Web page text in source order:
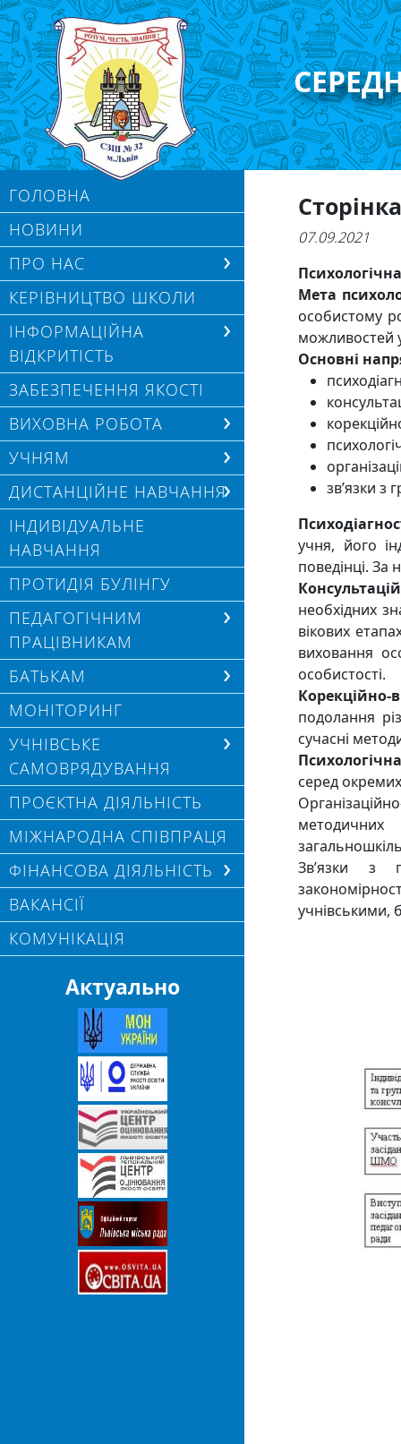
ГОЛОВНА
НОВИНИ
ПРО НАС
КЕРІВНИЦТВО ШКОЛИ
ІНФОРМАЦІЙНА
ВІДКРИТІСТЬ
ЗАБЕЗПЕЧЕННЯ ЯКОСТІ
ВИХОВНА РОБОТА
УЧНЯМ
ДИСТАНЦІЙНЕ НАВЧАННЯ
ІНДИВІДУАЛЬНЕ
НАВЧАННЯ
ПРОТИДІЯ БУЛІНГУ
ПЕДАГОГІЧНИМ
ПРАЦІВНИКАМ
БАТЬКАМ
МОНІТОРИНГ
УЧНІВСЬКЕ
САМОВРЯДУВАННЯ
ПРОЄКТНА ДІЯЛЬНІСТЬ
МІЖНАРОДНА СПІВПРАЦЯ
ФІНАНСОВА ДІЯЛЬНІСТЬ
ВАКАНСІЇ
КОМУНІКАЦІЯ
Актуально
07.09.2021
Мета
особистому
можливостей
Основні
зв’язки з
учня, його
поведінці. За
необхідних
вікових
виховання
особистості.
подолання
сучасні
серед
методичних
Зв’язки з
учнівськими,